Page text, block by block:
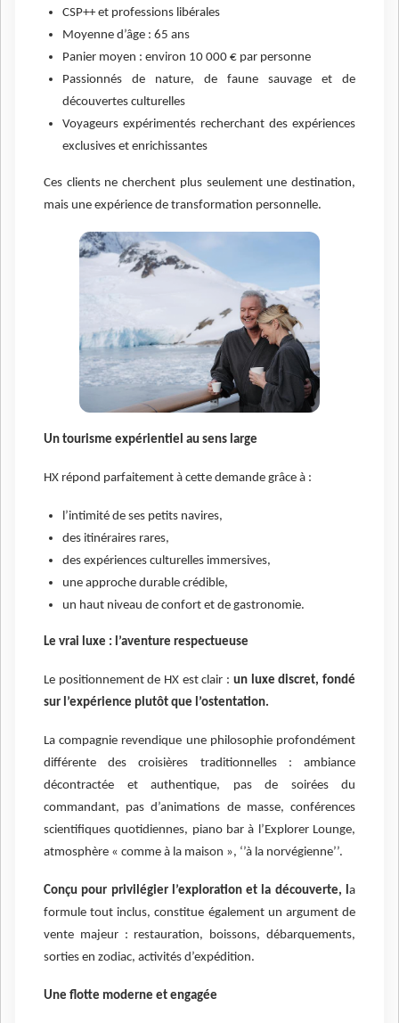
CSP++ et professions libérales
Moyenne d’âge : 65 ans
Panier moyen : environ 10 000 € par personne
Passionnés de nature, de faune sauvage et de
découvertes culturelles
Voyageurs expérimentés recherchant des expériences
exclusives et enrichissantes
Ces clients ne cherchent plus seulement une destination,
mais une expérience de transformation personnelle.
Un tourisme expérientiel au sens large
HX répond parfaitement à cette demande grâce à :
l’intimité de ses petits navires,
des itinéraires rares,
des expériences culturelles immersives,
une approche durable crédible,
un haut niveau de confort et de gastronomie.
Le vrai luxe : l’aventure respectueuse
Le positionnement de HX est clair : un luxe discret, fondé
sur l’expérience plutôt que l’ostentation.
La compagnie revendique une philosophie profondément
différente des croisières traditionnelles : ambiance
décontractée et authentique, pas de soirées du
commandant, pas d’animations de masse, conférences
scientifiques quotidiennes, piano bar à l’Explorer Lounge,
atmosphère « comme à la maison », ‘’à la norvégienne’’.
Conçu pour privilégier l’exploration et la découverte, l a
formule tout inclus, constitue également un argument de
vente majeur : restauration, boissons, débarquements,
sorties en zodiac, activités d’expédition.
Une flotte moderne et engagée